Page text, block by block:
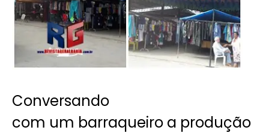
Conversando
com um barraqueiro a produção